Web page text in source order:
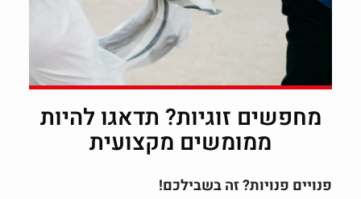
מחפשים זוגיות? תדאגו להיות
ממומשים מקצועית
פנויים פנויות? זה בשבילכם!